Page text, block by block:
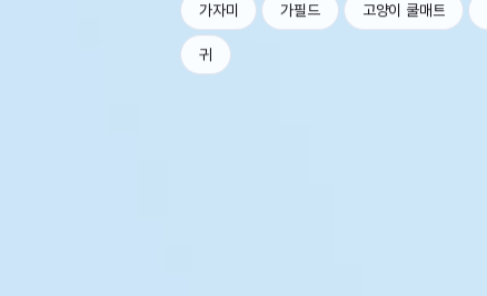
가자미 가필드 고양이 쿨매트
귀